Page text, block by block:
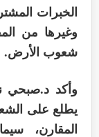
الخبرات
وغيرها من
شعوب الأرض.
وأكد د.صبحي
يطلع على
المقارن،